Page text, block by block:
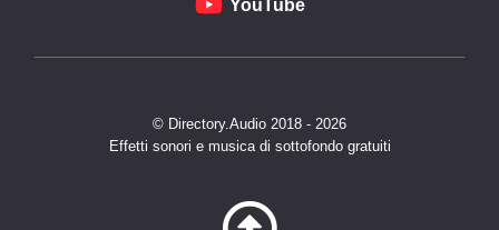
YouTube
© Directory.Audio 2018 - 2026
Effetti sonori e musica di sottofondo gratuiti